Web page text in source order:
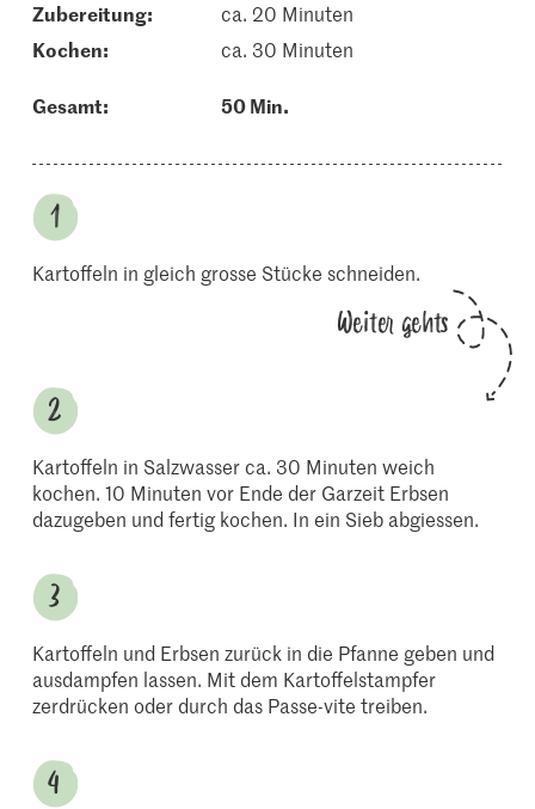
Zubereitung:
ca. 20 Minuten
kochen:
ca. 30 Minuten
Gesamt: 50 Min.
Kartoffeln in gleich grosse Stücke schneiden.
Weiter gehts
Kartoffeln in Salzwasser ca. 30 Minuten weich
kochen. 10 Minuten vor Ende der Garzeit Erbsen
dazugeben und fertig kochen. In ein Sieb abgiessen.
Kartoffeln und Erbsen zurück in die Pfanne geben und
ausdampfen lassen. Mit dem Kartoffelstampfer
zerdrücken oder durch das Passe-vite treiben.